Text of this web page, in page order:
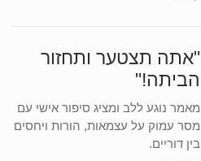
"אתה תצטער ותחזור
הביתה!"
מאמר נוגע ללב ומציג סיפור אישי עם
מסר עמוק על עצמאות, הורות ויחסים
בין דוריים.